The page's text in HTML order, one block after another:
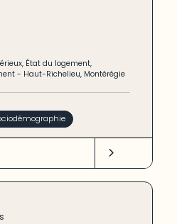
, État du logement,
- Haut-Richelieu, Montérégie